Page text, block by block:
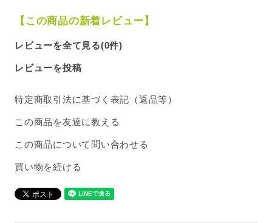
【この商品の新着レビュー】
レビューを全て見る(0件)
レビューを投稿
特定商取引法に基づく表記（返品等）
この商品を友達に教える
この商品について問い合わせる
買い物を続ける